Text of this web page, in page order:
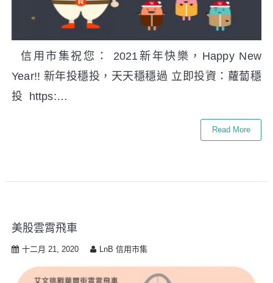
信用市集祝您： 2021新年快樂，Happy New
Year!! 新年投穩投，天天穩穩過 立即投資：蘿蔔穩
投 https:…
Read More
美股雲霄飛車
十二月 21, 2020 LnB 信用市集